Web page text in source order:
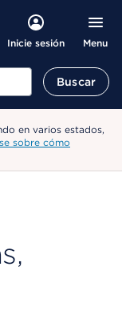
Inicie sesión Menu
Buscar
en varios estados,
sobre cómo